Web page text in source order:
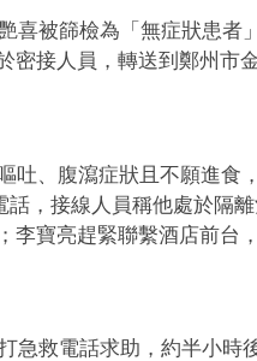
喜被篩檢為「無症狀患者
密接人員，轉送到鄭州市
吐、腹瀉症狀且不願進食
話，接線人員稱他處於隔
李寶亮趕緊聯繫酒店前台
急救電話求助，約半小時